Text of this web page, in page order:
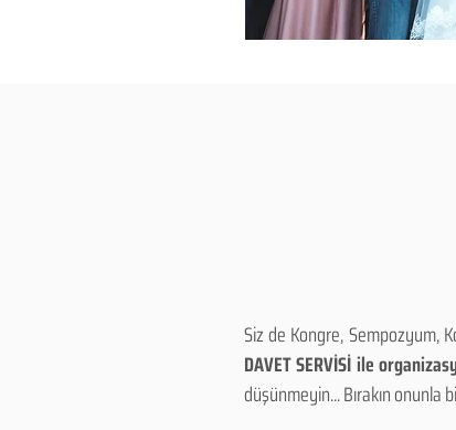
Siz de Kongre, Sempozyum,
DAVET SERVİSİ ile
düşünmeyin... Bırakın onunla